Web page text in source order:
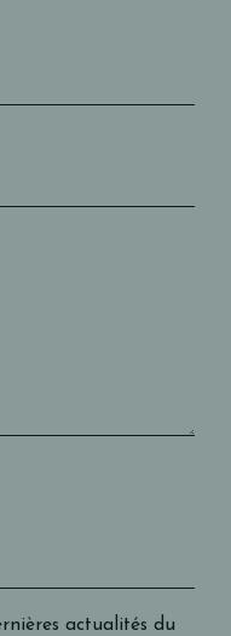
actualités du